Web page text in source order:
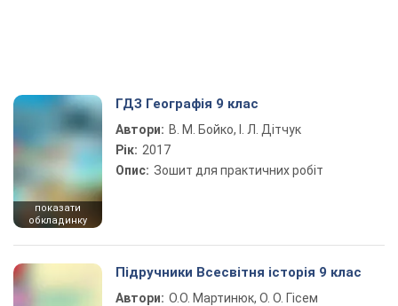
показати
обкладинку
ГДЗ Географія 9 клас
Автори: В. М. Бойко, І. Л. Дітчук
Рік: 2017
Опис: Зошит для практичних робіт
Підручники Всесвітня історія 9 клас
Автори: О.О. Мартинюк, О. О. Гісем